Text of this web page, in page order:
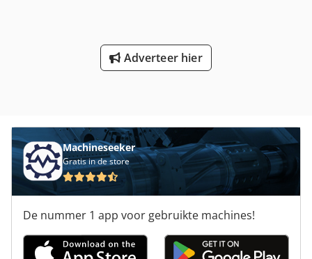
opslagcontainer voor de veilige en efficiënte opslag van uw
Adverteer hier
Machineseeker
Gratis in de store
De nummer 1 app voor gebruikte machines!